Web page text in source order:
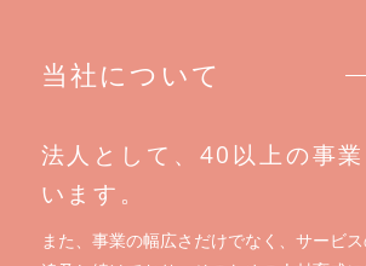
当社について
法人として、40以上の事
います。
また、事業の幅広さだけでなく、サービ